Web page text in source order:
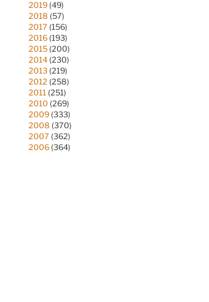
2019 (49)
2018 (57)
2017 (156)
2016 (193)
2015 (200)
2014 (230)
2013 (219)
2012 (258)
2011 (251)
2010 (269)
2009 (333)
2008 (370)
2007 (362)
2006 (364)